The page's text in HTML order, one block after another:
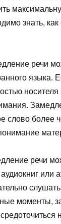
знать,
речи
языка.
слово более
речи
или
моменты,